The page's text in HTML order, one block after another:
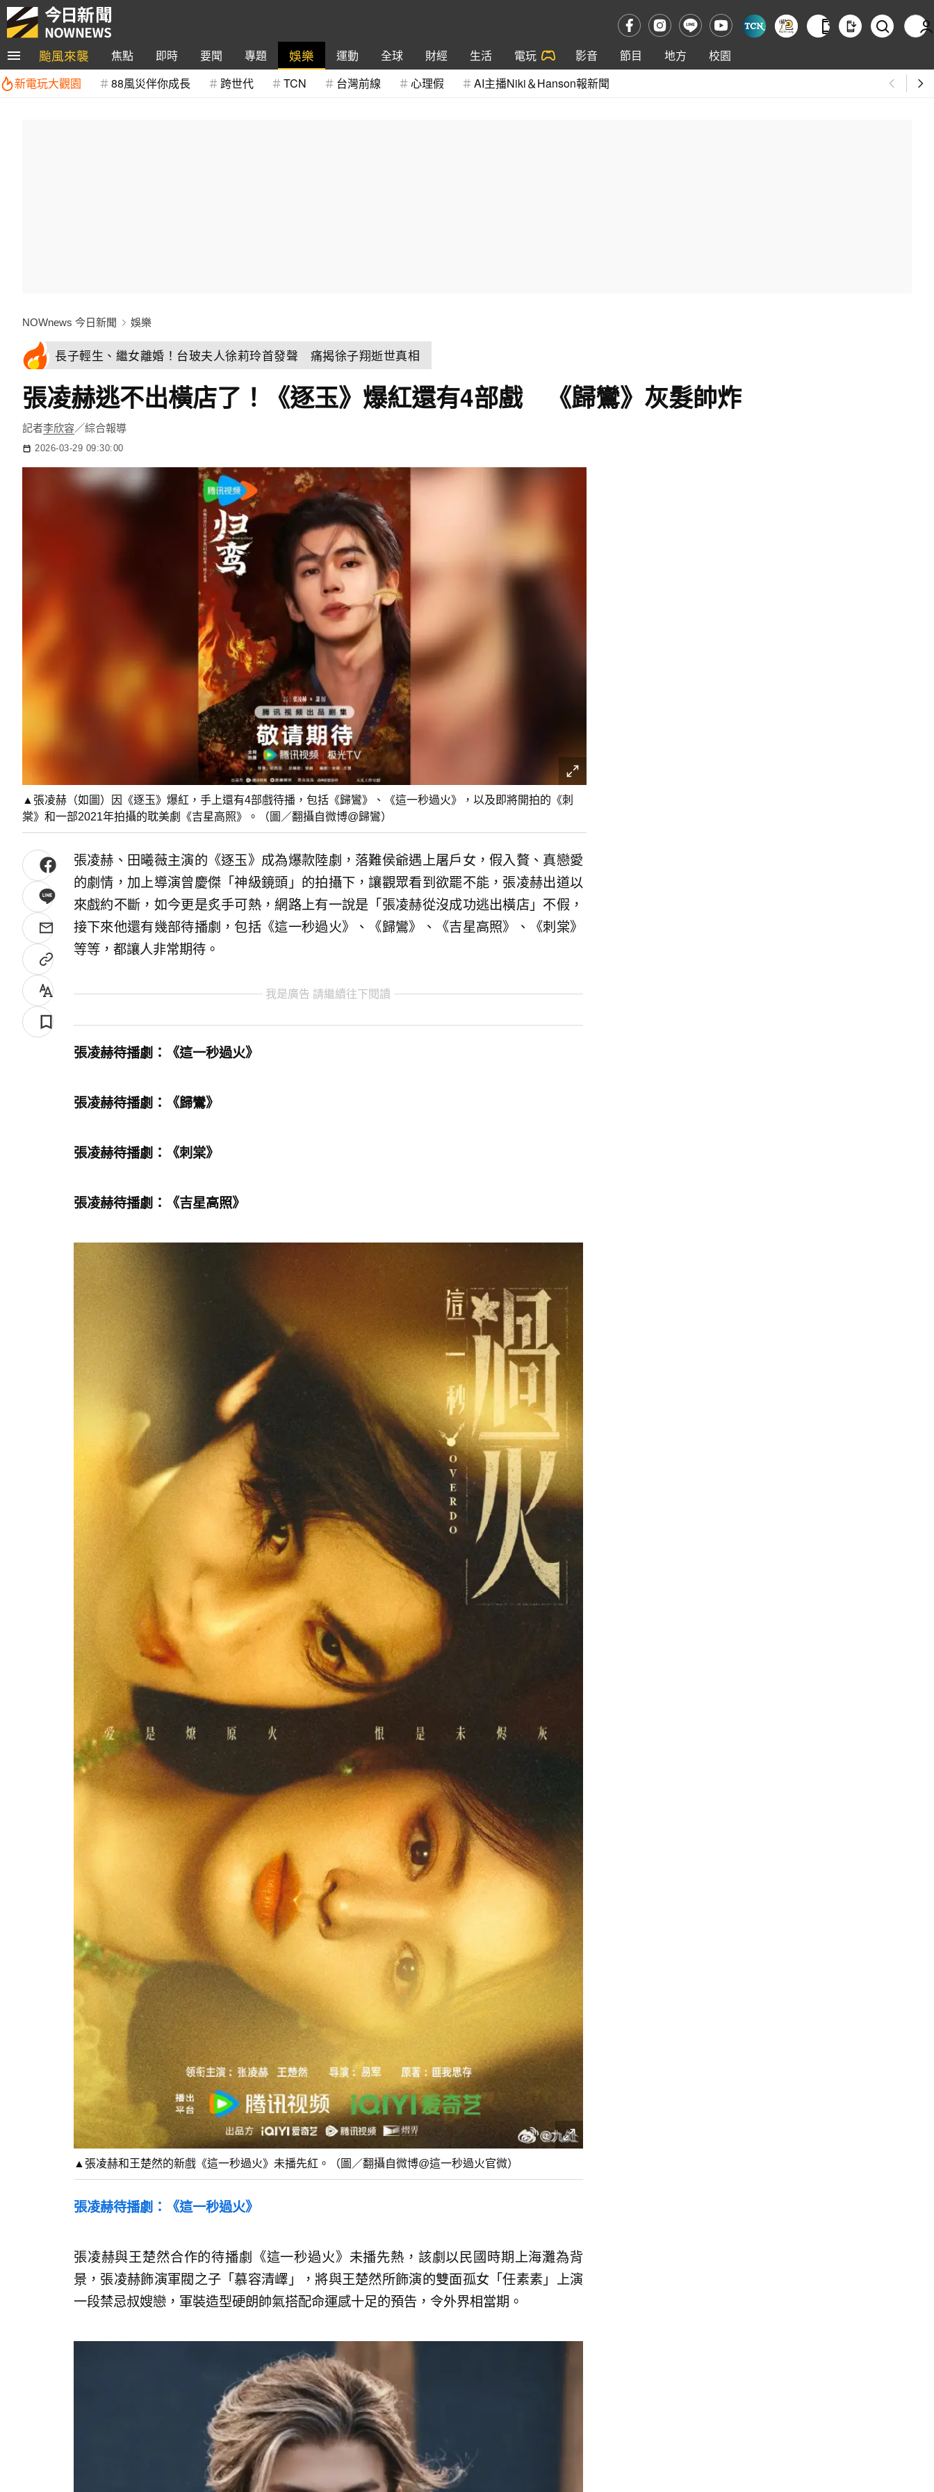
颱風來襲 焦點 即時 要聞 專題 娛樂 運動 全球 財經 生活 電玩 影音 節目 地方
校園
新電玩大觀園
88風災伴你成長 跨世代 TCN 台灣前線 心理假 AI主播Niki＆Hanson報新聞
NOWnews 今日新聞 娛樂
長子輕生、繼女離婚！台玻夫人徐莉玲首發聲 痛揭徐子翔逝世真相
張凌赫逃不出橫店了！《逐玉》爆紅還有4部戲 《歸鸞》灰髮帥炸
記者李欣容／綜合報導
2026-03-29 09:30:00
▲張凌赫（如圖）因《逐玉》爆紅，手上還有4部戲待播，包括《歸鸞》、《這一秒過火》，以及即將開拍的《刺
棠》和一部2021年拍攝的耽美劇《吉星高照》。（圖／翻攝自微博@歸鸞）
張凌赫、田曦薇主演的《逐玉》成為爆款陸劇，落難侯爺遇上屠戶女，假入贅、真戀愛
的劇情，加上導演曾慶傑「神級鏡頭」的拍攝下，讓觀眾看到欲罷不能，張凌赫出道以
來戲約不斷，如今更是炙手可熱，網路上有一說是「張凌赫從沒成功逃出橫店」不假，
接下來他還有幾部待播劇，包括《這一秒過火》、《歸鸞》、《吉星高照》、《刺棠》
等等，都讓人非常期待。
我是廣告 請繼續往下閱讀
張凌赫待播劇：《這一秒過火》
張凌赫待播劇：《歸鸞》
張凌赫待播劇：《刺棠》
張凌赫待播劇：《吉星高照》
▲張凌赫和王楚然的新戲《這一秒過火》未播先紅。（圖／翻攝自微博@這一秒過火官微）
張凌赫待播劇：《這一秒過火》
張凌赫與王楚然合作的待播劇《這一秒過火》未播先熱，該劇以民國時期上海灘為背
景，張凌赫飾演軍閥之子「慕容清嶧」，將與王楚然所飾演的雙面孤女「任素素」上演
一段禁忌叔嫂戀，軍裝造型硬朗帥氣搭配命運感十足的預告，令外界相當期。